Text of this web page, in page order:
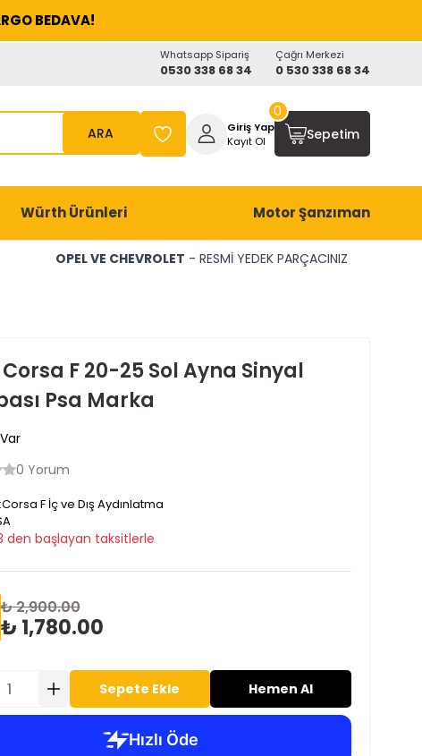
BEDAVA!
Whatsapp Sipariş
0530 338 68 34
Çağrı Merkezi
0 530 338 68 34
ARA
Giriş Yap
Kayıt Ol
Sepetim
0
Würth Ürünleri Motor Şanzıman
OPEL VE CHEVROLET - RESMİ YEDEK PARÇACINIZ
F 20-25 Sol Ayna Sinyal
Psa Marka
0 Yorum
:Corsa F İç ve Dış Aydınlatma
den başlayan taksitlerle
₺ 2,900.00
₺ 1,780.00
Sepete Ekle Hemen Al